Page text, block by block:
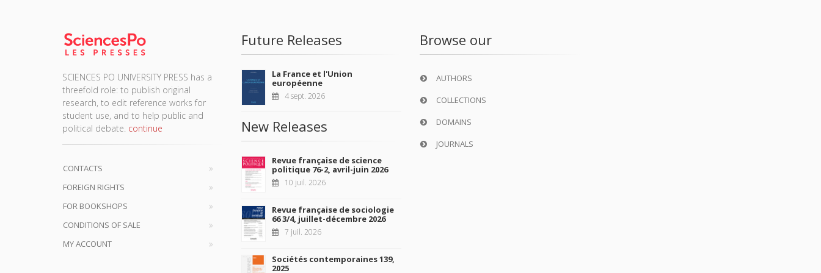
SCIENCES PO UNIVERSITY PRESS has a
threefold role: to publish original
research, to edit reference works for
student use, and to help public and
political debate. continue
CONTACTS
FOREIGN RIGHTS
FOR BOOKSHOPS
CONDITIONS OF SALE
MY ACCOUNT
Future Releases
La France et l'Union
européenne
4 sept. 2026
New Releases
Revue française de science
politique 76-2, avril-juin 2026
10 juil. 2026
Revue française de sociologie
66 3/4, juillet-décembre 2026
7 juil. 2026
Sociétés contemporaines 139,
2025
Browse our
AUTHORS
COLLECTIONS
DOMAINS
JOURNALS